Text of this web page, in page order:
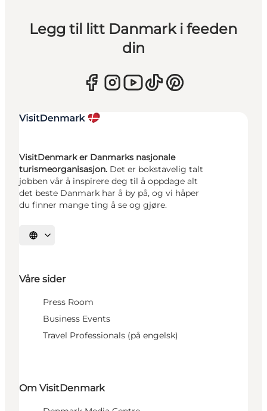
Legg til litt Danmark i feeden
din
VisitDenmark er Danmarks nasjonale
turismeorganisasjon. Det er bokstavelig talt
jobben vår å inspirere deg til å oppdage alt
det beste Danmark har å by på, og vi håper
du finner mange ting å se og gjøre.
Velg språk
Våre sider
Press Room
Business Events
Travel Professionals (på engelsk)
Om VisitDenmark